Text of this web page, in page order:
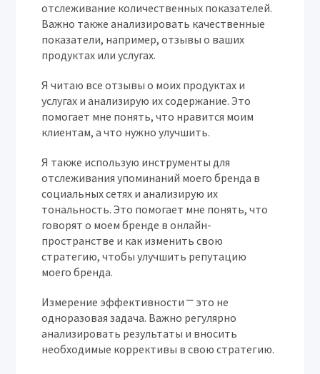
отслеживание количественных показателей.
Важно также анализировать качественные
показатели, например, отзывы о ваших
продуктах или услугах.
Я читаю все отзывы о моих продуктах и
услугах и анализирую их содержание. Это
помогает мне понять, что нравится моим
клиентам, а что нужно улучшить.
Я также использую инструменты для
отслеживания упоминаний моего бренда в
социальных сетях и анализирую их
тональность. Это помогает мне понять, что
говорят о моем бренде в онлайн-
пространстве и как изменить свою
стратегию, чтобы улучшить репутацию
моего бренда.
Измерение эффективности ⎻ это не
одноразовая задача. Важно регулярно
анализировать результаты и вносить
необходимые коррективы в свою стратегию.